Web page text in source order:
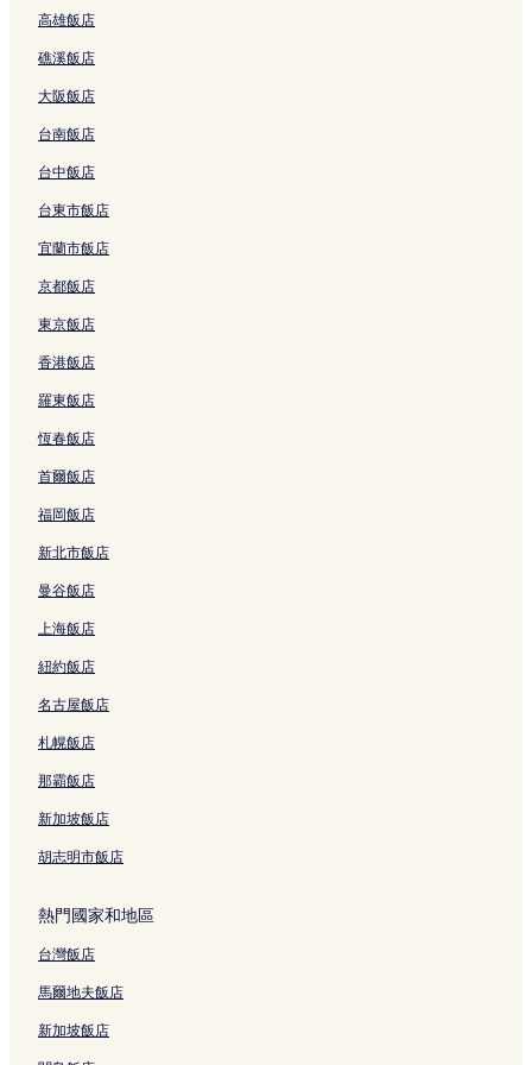
B
連
結
a
的
連
結
s
r
e
的
連
結
高雄飯店
礁溪飯店
大阪飯店
台南飯店
台中飯店
台東市飯店
宜蘭市飯店
京都飯店
東京飯店
香港飯店
羅東飯店
恆春飯店
首爾飯店
福岡飯店
新北市飯店
曼谷飯店
上海飯店
紐約飯店
名古屋飯店
札幌飯店
那霸飯店
新加坡飯店
胡志明市飯店
熱門國家和地區
台灣飯店
馬爾地夫飯店
新加坡飯店